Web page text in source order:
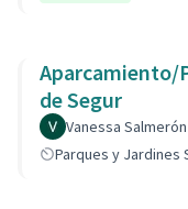
Aparcamiento/
de Segur
Vanessa
Parques y Jardines